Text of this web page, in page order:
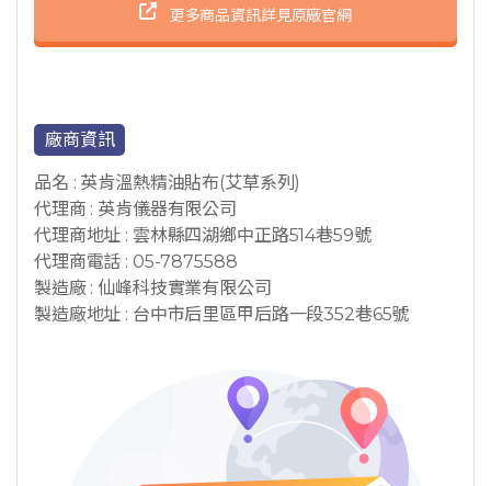
更多商品資訊詳見原廠官網
廠商資訊
品名 : 英肯溫熱精油貼布(艾草系列)
代理商 : 英肯儀器有限公司
代理商地址 : 雲林縣四湖鄉中正路514巷59號
代理商電話 : 05-7875588
製造廠 : 仙峰科技實業有限公司
製造廠地址 : 台中市后里區甲后路一段352巷65號